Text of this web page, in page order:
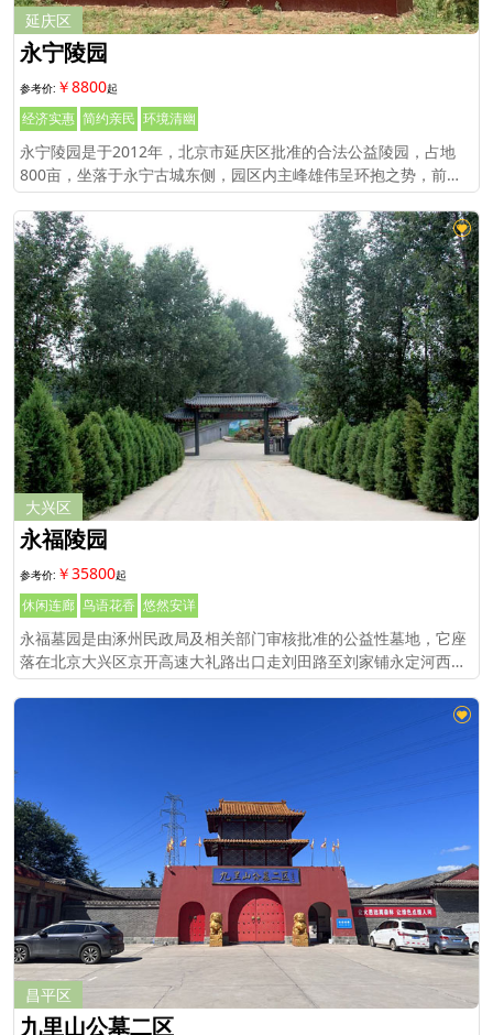
延庆区
永宁陵园
￥8800
经济实惠 简约亲民 环境清幽
永宁陵园是于2012年，北京市延庆区批准的合法公益陵园，占地
800亩，坐落于永宁古城东侧，园区内主峰雄伟呈环抱之势，前堂
宽阔，视野明亮，又有白河堡下游水流。
大兴区
永福陵园
￥35800
休闲连廊 鸟语花香 悠然安详
永福墓园是由涿州民政局及相关部门审核批准的公益性墓地，它座
落在北京大兴区京开高速大礼路出口走刘田路至刘家铺永定河西岸
即到，与涿州市交界处，距离北京市区40公里，东距106国道6公
昌平区
九里山公墓二区